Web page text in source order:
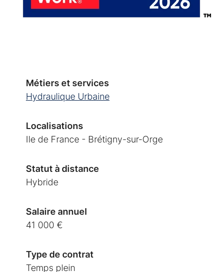
Métiers et services
Hydraulique Urbaine
Localisations
Ile de France - Brétigny-sur-Orge
Statut à distance
Hybride
Salaire annuel
41 000 €
Type de contrat
Temps plein